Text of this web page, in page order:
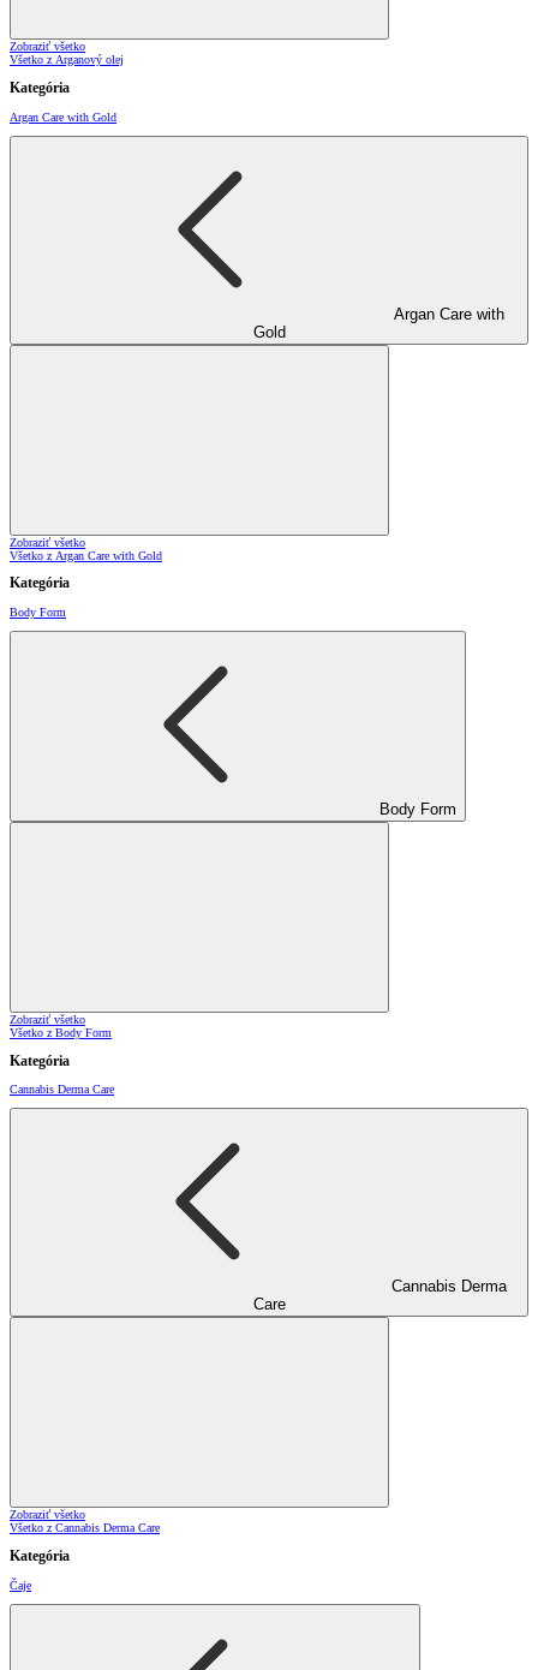
Zobraziť všetko
Všetko z Arganový olej
Kategória
Argan Care with Gold
Argan Care with
Gold
Zobraziť všetko
Všetko z Argan Care with Gold
Kategória
Body Form
Body Form
Zobraziť všetko
Všetko z Body Form
Kategória
Cannabis Derma Care
Cannabis Derma
Care
Zobraziť všetko
Všetko z Cannabis Derma Care
Kategória
Čaje